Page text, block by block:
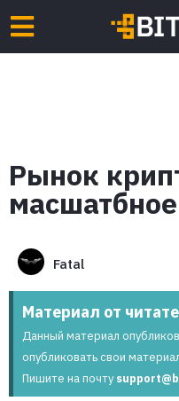
Рынок
Fatal
Материал от
Данный материал
опубликовать свои
Пишите на почту